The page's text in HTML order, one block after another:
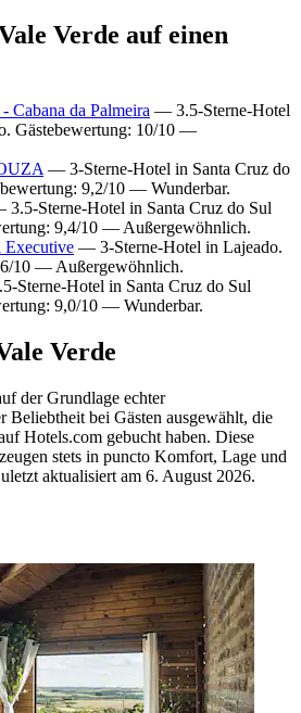
Verde auf einen
Cabana da Palmeira — 3.5-Sterne-Hotel
Gästebewertung: 10/10 —
— 3-Sterne-Hotel in Santa Cruz do
9,2/10 — Wunderbar.
Sterne-Hotel in Santa Cruz do Sul
9,4/10 — Außergewöhnlich.
Executive — 3-Sterne-Hotel in Lajeado.
10 — Außergewöhnlich.
Sterne-Hotel in Santa Cruz do Sul
9,0/10 — Wunderbar.
Verde
der Grundlage echter
Beliebtheit bei Gästen ausgewählt, die
Hotels.com gebucht haben. Diese
stets in puncto Komfort, Lage und
aktualisiert am 6. August 2026.